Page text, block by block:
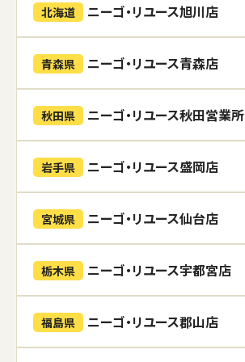
北海道 ニーゴ・リユース旭川店
青森県 ニーゴ・リユース青森店
秋田県 ニーゴ・リユース秋田営業所
岩手県 ニーゴ・リユース盛岡店
宮城県 ニーゴ・リユース仙台店
栃木県 ニーゴ・リユース宇都宮店
福島県 ニーゴ・リユース郡山店